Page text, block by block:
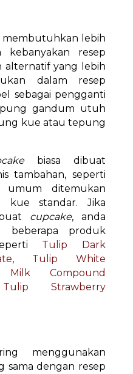
membutuhkan lebih
kebanyakan resep
alternatif yang lebih
dalam resep
sebagai pengganti
gandum utuh
kue atau tepung
biasa dibuat
tambahan, seperti
umum ditemukan
kue standar. Jika
cupcake, anda
beberapa produk
Tulip Dark
, Tulip White
Compound
Tulip Strawberry
menggunakan
sama dengan resep